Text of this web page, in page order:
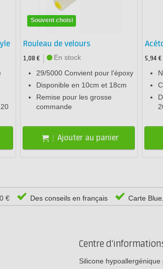
Souvent choisi
Rouleau de velours
1,08 €
En stock
29/5000 Convient pour l'époxy
Disponible en 10cm et 18cm
Remise pour les grosse
commande
Ajouter au panier
5,94 €
€ Des conseils en français Carte
Centre
Silicone hypoallergénique